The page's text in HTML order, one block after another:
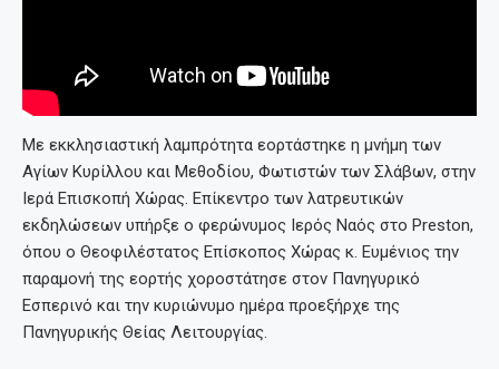
Με εκκλησιαστική λαμπρότητα εορτάστηκε η μνήμη των
Αγίων Κυρίλλου και Μεθοδίου, Φωτιστών των Σλάβων, στην
Ιερά Επισκοπή Χώρας. Επίκεντρο των λατρευτικών
εκδηλώσεων υπήρξε ο φερώνυμος Ιερός Ναός στο Preston,
όπου ο Θεοφιλέστατος Επίσκοπος Χώρας κ. Ευμένιος την
παραμονή της εορτής χοροστάτησε στον Πανηγυρικό
Εσπερινό και την κυριώνυμο ημέρα προεξήρχε της
Πανηγυρικής Θείας Λειτουργίας.